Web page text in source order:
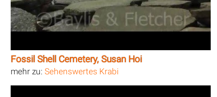
Fossil Shell Cemetery, Susan Hoi
mehr zu:Sehenswertes Krabi